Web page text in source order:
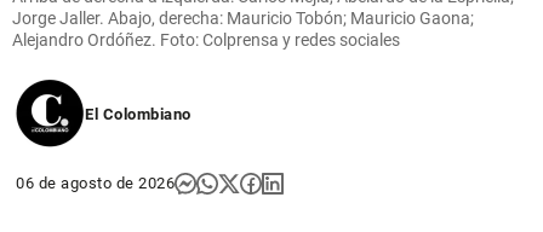
Jorge Jaller. Abajo, derecha: Mauricio Tobón; Mauricio Gaona;
Alejandro Ordóñez. Foto: Colprensa y redes sociales
El Colombiano
06 de agosto de 2026